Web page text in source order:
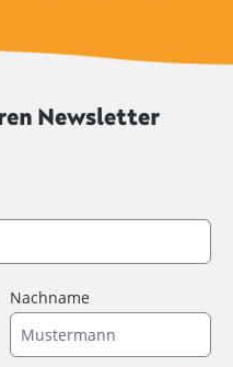
Newsletter
Nachname